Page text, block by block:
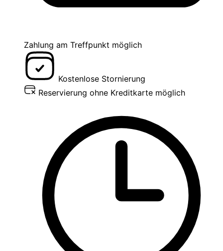
Zahlung am Treffpunkt möglich
Kostenlose Stornierung
Reservierung ohne Kreditkarte möglich